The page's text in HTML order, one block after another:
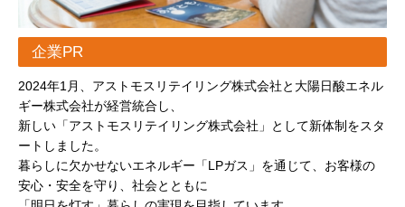
企業PR
2024年1月、アストモスリテイリング株式会社と大陽日酸エネル
ギー株式会社が経営統合し、
新しい「アストモスリテイリング株式会社」として新体制をスタ
ートしました。
暮らしに欠かせないエネルギー「LPガス」を通じて、お客様の
安心・安全を守り、社会とともに